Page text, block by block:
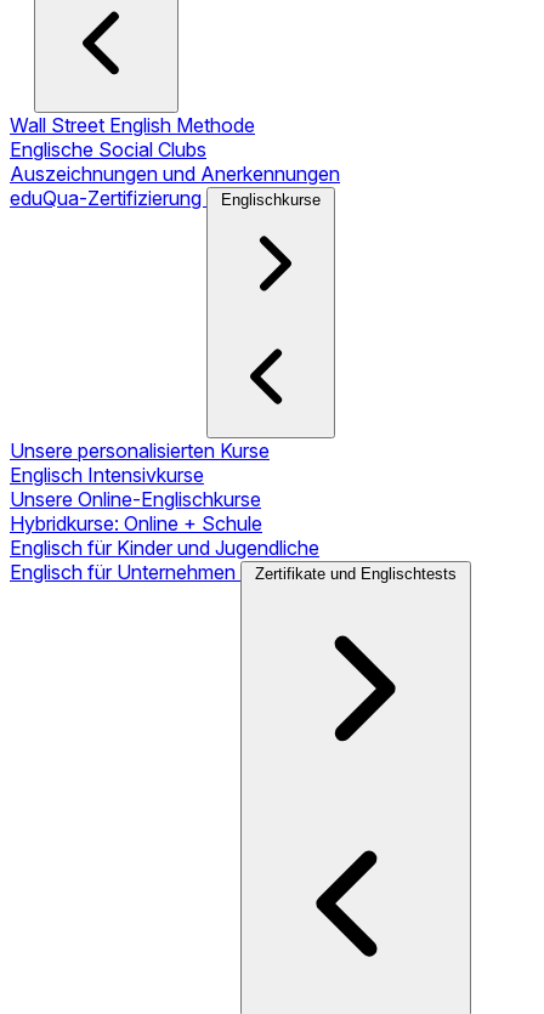
Wall Street English Methode
Englische Social Clubs
Auszeichnungen und Anerkennungen
eduQua-Zertifizierung
Englischkurse
Unsere personalisierten Kurse
Englisch Intensivkurse
Unsere Online-Englischkurse
Hybridkurse: Online + Schule
Englisch für Kinder und Jugendliche
Englisch für Unternehmen
Zertifikate und Englischtests